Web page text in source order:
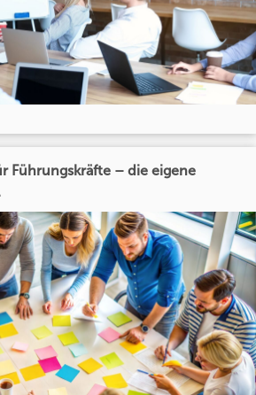
Führungskräfte – die eigene